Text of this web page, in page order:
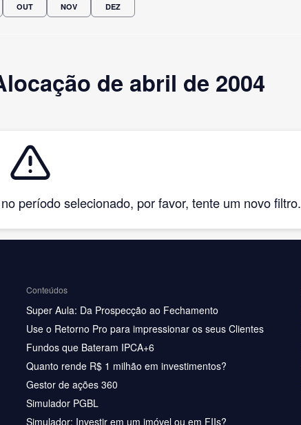
OUT NOV DEZ
de abril de 2004
período selecionado, por favor, tente um novo filtro.
Conteúdos
Super Aula: Da Prospecção ao Fechamento
Use o Retorno Pro para impressionar os seus Clientes
Fundos que Bateram IPCA+6
Quanto rende R$ 1 milhão em investimentos?
Gestor de ações 360
Simulador PGBL
Simulador: Investir em um imóvel ou em FIIs?